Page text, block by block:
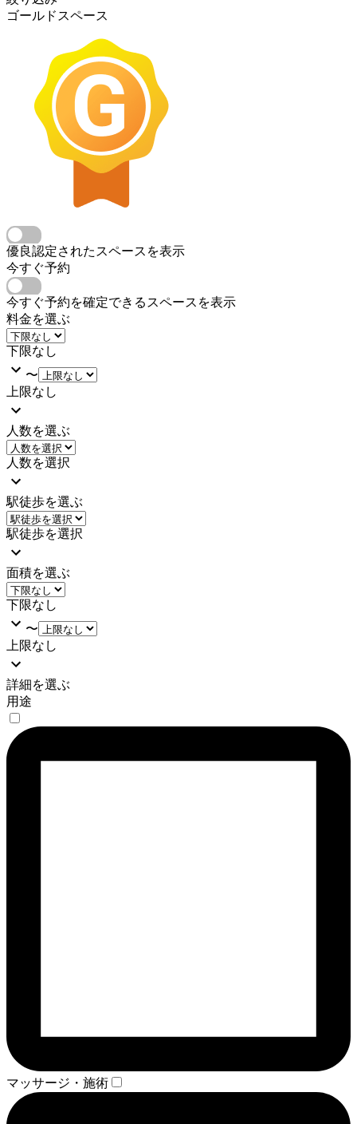
ゴールドスペース
優良認定されたスペースを表示
今すぐ予約
今すぐ予約を確定できるスペースを表示
料金を選ぶ
下限なし
〜
上限なし
人数を選ぶ
人数を選択
駅徒歩を選ぶ
駅徒歩を選択
面積を選ぶ
下限なし
〜
上限なし
詳細を選ぶ
用途
マッサージ・施術